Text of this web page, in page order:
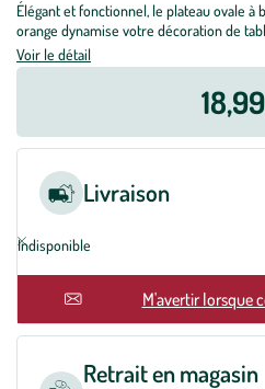
Élégant et fonctionnel, le plateau ovale à
orange dynamise votre décoration de
Voir le détail
Livraison
Indisponible
En rupture M'avertir lorsque
Retrait en magasin